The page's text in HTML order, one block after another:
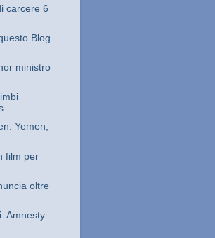
carcere 6
Blog
ministro
Yemen,
film per
oltre
Amnesty: